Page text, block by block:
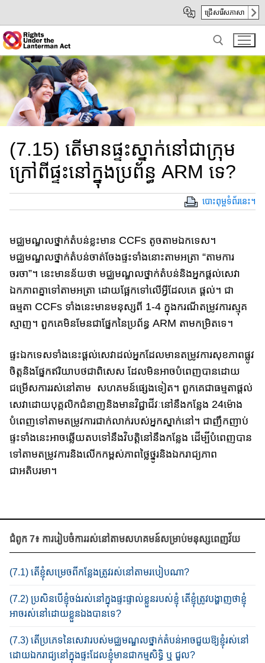
Main
Content
sub
navigation
ជ្រើសរើសភាសា
Search for:
ជំ​ពូក​ 7៖ ការរៀប​ចំការរស់នៅ​តាមសហគមន៍​សម្រាប់មនុស្ស​ពេញវ័យ
(7.1) តើខ្ញុំ​សម្រេច​ពី​កន្លែង​ត្រូវរស់នៅ​តាម​របៀប​ណា?
(7.2) ប្រសិនបើ​​ខ្ញុំ​ចង់រស់​នៅ​ក្នុង​ផ្ទះផ្ទាល់ខ្លួន​របស់ខ្ញុំ តើ​ខ្ញុំ​ត្រូវ​បង្ហាញថា​ខ្ញុំ​
អាច​រស់នៅ​ដោយ​ខ្លួន​ឯងបាន​ទេ?​
(7.3) តើប្រភេទ​នៃ​សេវា​របស់​មជ្ឈមណ្ឌល​ថ្នាក់តំបន់​អាច​ជួយ​ឱ្យ​ខ្ញុំ​រស់​នៅ​
ដោយ​ឯករាជ្យ​នៅ​ក្នុង​ផ្ទះ​ដែល​ខ្ញុំ​មានជាកម្មសិទ្ធិ ឬ ជួល?
(7.15) តើមានផ្ទះស្នាក់នៅជាក្រុម​
ក្រៅពីផ្ទះនៅក្នុង​ប្រព័ន្ធ ARM ទេ?
បោះពុម្ពទំព័រនេះ។
មជ្ឈមណ្ឌលថ្នាក់តំបន់ខ្លះ​មាន​ CCFs តូចតាមឯកទេស។​
មជ្ឈមណ្ឌលថ្នាក់តំបន់​ចាត់ចែងផ្ទះទាំងនោះតាម​អត្រា “តាមការ
ចរចា”។​ នេះមានន័យថា មជ្ឈមណ្ឌលថ្នាក់តំបន់​និង​អ្នកផ្តល់សេវា​
ឯកភាព​គ្នា​ទៅ​តាមអត្រា ដោយផ្អែកទៅលើ​អ្វីដែលគេ ផ្តល់។​ ជា
ធម្មតា CCFs ទាំងនេះ​មានមនុស្សពី 1-4 ក្នុងករណីតម្រូវការស្មុគ
ស្មាញ។ ពួកគេ​មិនមែនជាផ្នែក​នៃ​ប្រព័ន្ធ ARM តាមកម្រិតទេ។
ផ្ទះឯកទេសទាំងនេះ​ផ្តល់សេវាដល់អ្នក​ដែល​មានតម្រូវការសុខភាពផ្លូវ
ចិត្តនិង​ផ្នែកឥរិយាបថជាពិសេស ដែលមិនអាច​បំពេញ​បាន​ដោយ​
ជម្រើសការរស់នៅតាម សហគមន៍ផ្សេងទៀត។​ ពួកគេជាធម្មតា​ផ្តល់​
សេវា​ដោយបុគ្គលិក​ជំនាញនិងមានវិជ្ជាជីវៈ​នៅ​នឹង​កន្លែង 24ម៉ោង​
បំពេញទៅតាម​តម្រូវការជាក់លាក់របស់អ្នក​ស្នាក់នៅ។ ជាញឹកញាប់
ផ្ទះទាំងនេះ​អាច​ឆ្លើយ​តប​ទៅនឹង​វិបត្តិនៅនឹងកន្លែង​ ដើម្បីបំពេញ​បាន
ទៅតាមតម្រូវការ​និង​លើកកម្ពស់​ភាពថ្លៃថ្នូរនិង​ឯករាជ្យភាព​
ជាអតិបរមា។